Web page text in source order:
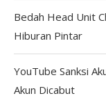
Bedah Head Unit
Hiburan Pintar
YouTube Sanksi
Akun Dicabut